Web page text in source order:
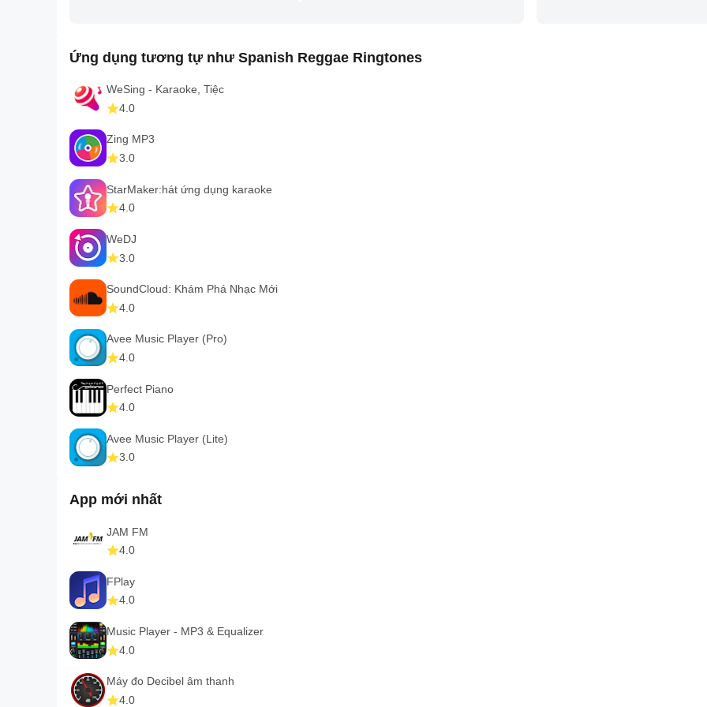
Ứng dụng tương tự như Spanish Reggae Ringtones
WeSing - Karaoke, Tiệc
4.0
Zing MP3
3.0
StarMaker:hát ứng dụng karaoke
4.0
WeDJ
3.0
SoundCloud: Khám Phá Nhạc Mới
4.0
Avee Music Player (Pro)
4.0
Perfect Piano
4.0
Avee Music Player (Lite)
3.0
App mới nhất
JAM FM
4.0
FPlay
4.0
Music Player - MP3 & Equalizer
4.0
Máy đo Decibel âm thanh
4.0